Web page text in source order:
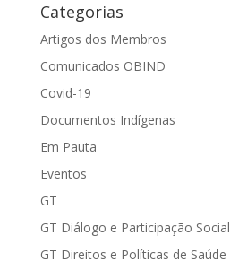
Categorias
Artigos dos Membros
Comunicados OBIND
Covid-19
Documentos Indígenas
Em Pauta
Eventos
GT
GT Diálogo e Participação Social
GT Direitos e Políticas de Saúde